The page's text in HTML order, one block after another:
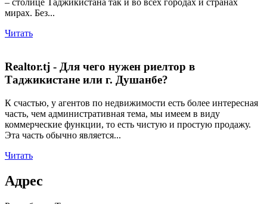
мирах. Без...
Читать
Realtor.tj - Для чего нужен риелтор в
Таджикистане или г. Душанбе?
К счастью, у агентов по недвижимости есть более интересная
часть, чем административная тема, мы имеем в виду
коммерческие функции, то есть чистую и простую продажу.
Эта часть обычно является...
Читать
Адрес